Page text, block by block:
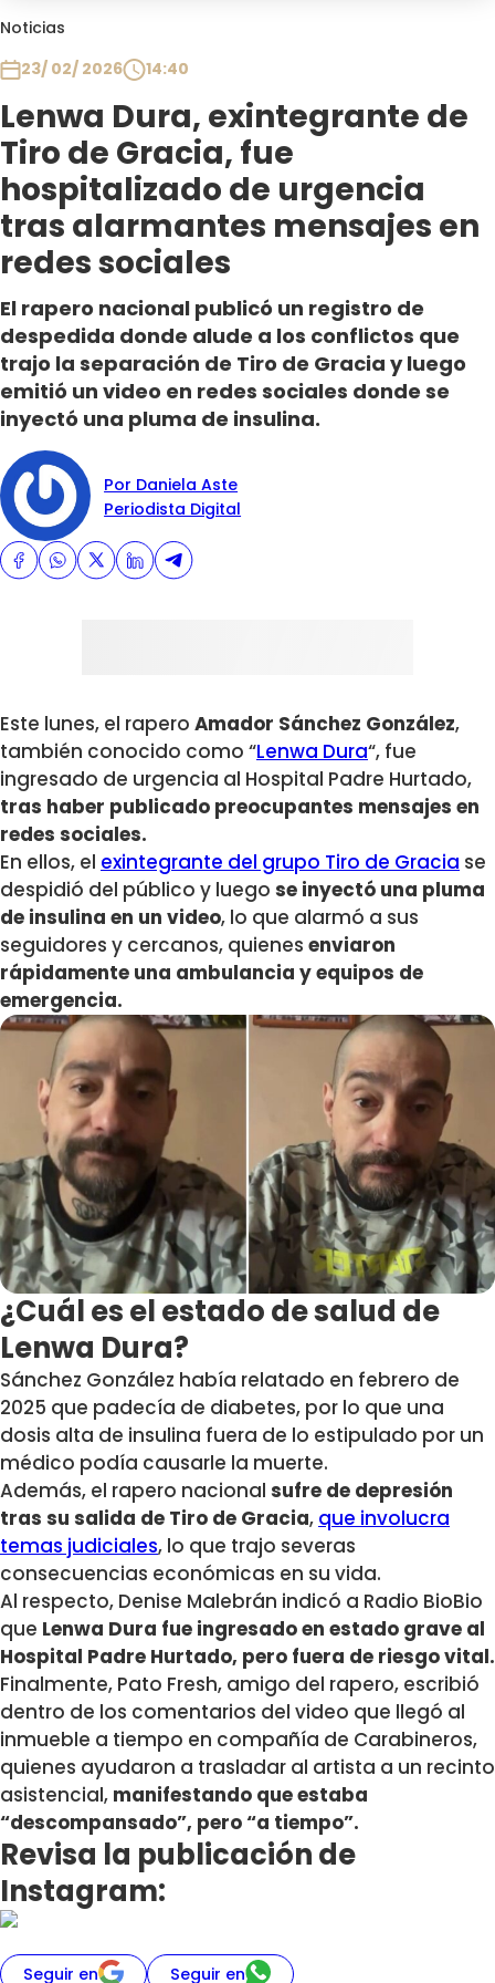
Noticias
23/ 02/ 2026
14:40
Lenwa Dura, exintegrante de
Tiro de Gracia, fue
hospitalizado de urgencia
tras alarmantes mensajes en
redes sociales
El rapero nacional publicó un registro de
despedida donde alude a los conflictos que
trajo la separación de Tiro de Gracia y luego
emitió un video en redes sociales donde se
inyectó una pluma de insulina.
Por Daniela Aste
Periodista Digital
Este lunes, el rapero Amador Sánchez González,
también conocido como “Lenwa Dura“, fue
ingresado de urgencia al Hospital Padre Hurtado,
tras haber publicado preocupantes mensajes en
redes sociales.
En ellos, el exintegrante del grupo Tiro de Gracia se
despidió del público y luego se inyectó una pluma
de insulina en un video, lo que alarmó a sus
seguidores y cercanos, quienes enviaron
rápidamente una ambulancia y equipos de
emergencia.
¿Cuál es el estado de salud de
Lenwa Dura?
Sánchez González había relatado en febrero de
2025 que padecía de diabetes, por lo que una
dosis alta de insulina fuera de lo estipulado por un
médico podía causarle la muerte.
Además, el rapero nacional sufre de depresión
tras su salida de Tiro de Gracia, que involucra
temas judiciales, lo que trajo severas
consecuencias económicas en su vida.
Al respecto, Denise Malebrán indicó a Radio BioBio
que Lenwa Dura fue ingresado en estado grave al
Hospital Padre Hurtado, pero fuera de riesgo vital.
Finalmente, Pato Fresh, amigo del rapero, escribió
dentro de los comentarios del video que llegó al
inmueble a tiempo en compañía de Carabineros,
quienes ayudaron a trasladar al artista a un recinto
asistencial, manifestando que estaba
“descompansado”, pero “a tiempo”.
Revisa la publicación de
Instagram:
Seguir en Seguir en
Plan Perfecto
El Tiempo
Sabingo
Todos Los Programas